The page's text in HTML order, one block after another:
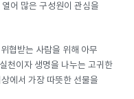
어 많은 구성원이 관심을
협받는 사람을 위해 아무
천이자 생명을 나누는 고귀한
에서 가장 따뜻한 선물을